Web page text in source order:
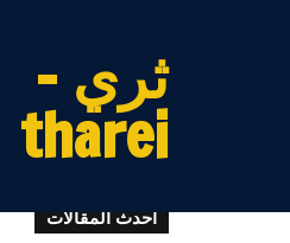
ثري -
tharei
أحدث المقالات